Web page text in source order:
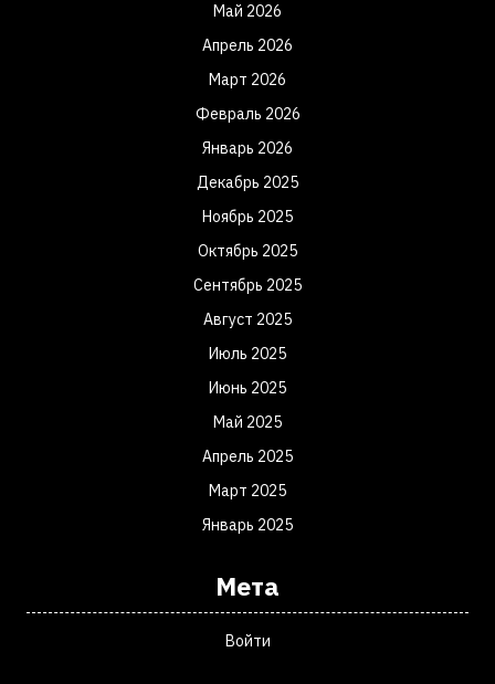
Май 2026
Апрель 2026
Март 2026
Февраль 2026
Январь 2026
Декабрь 2025
Ноябрь 2025
Октябрь 2025
Сентябрь 2025
Август 2025
Июль 2025
Июнь 2025
Май 2025
Апрель 2025
Март 2025
Январь 2025
Мета
Войти